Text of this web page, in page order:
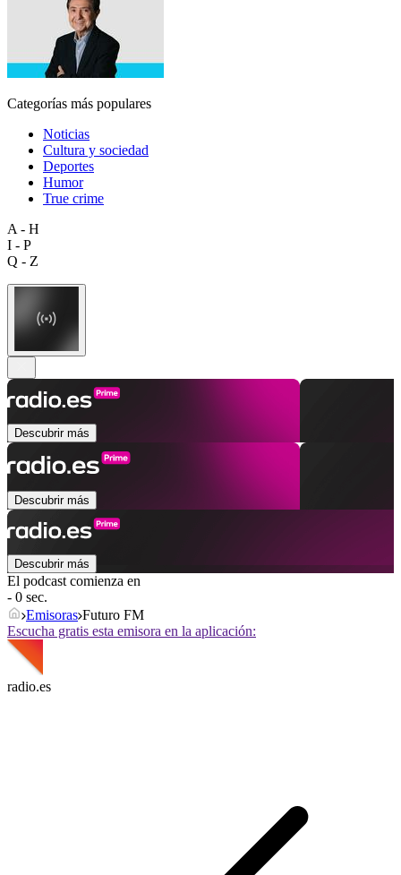
Categorías más populares
Noticias
Cultura y sociedad
Deportes
Humor
True crime
A - H
I - P
Q - Z
Descubrir más
Descubrir más
Descubrir más
El podcast comienza en
- 0 sec.
Emisoras Futuro FM
Escucha gratis esta emisora en la aplicación:
radio.es